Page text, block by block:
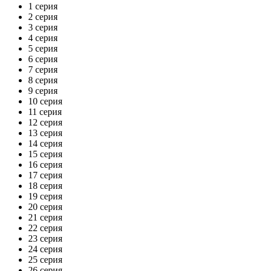
1 серия
2 серия
3 серия
4 серия
5 серия
6 серия
7 серия
8 серия
9 серия
10 серия
11 серия
12 серия
13 серия
14 серия
15 серия
16 серия
17 серия
18 серия
19 серия
20 серия
21 серия
22 серия
23 серия
24 серия
25 серия